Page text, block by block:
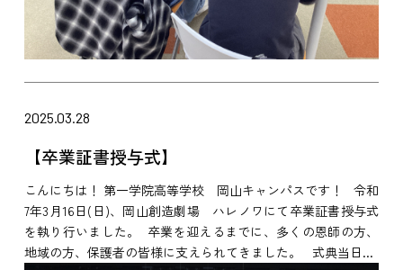
2025.03.28
【卒業証書授与式】
こんにちは！ 第一学院高等学校 岡山キャンパスです！ 令和
7年3月16日(日)、岡山創造劇場 ハレノワにて卒業証書授与式
を執り行いました。 卒業を迎えるまでに、多くの恩師の方、
地域の方、保護者の皆様に支えられてきました。 式典当日...